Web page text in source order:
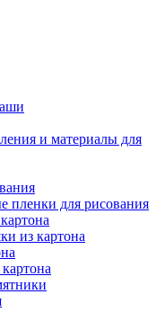
и материалы для
пленки для рисования
из картона